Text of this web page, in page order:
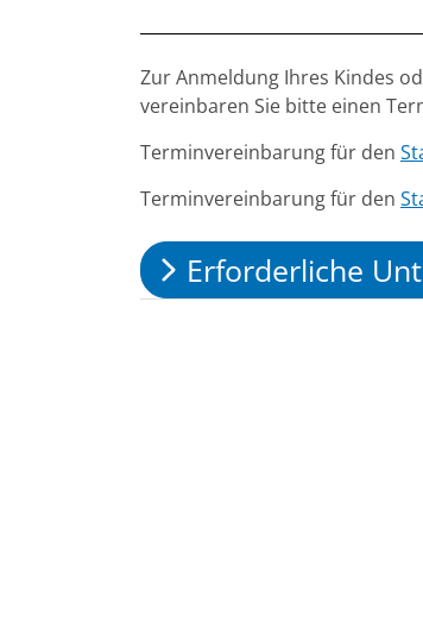
FAQ
Beschreibung
Zur Anmeldung Ihres Kindes
vereinbaren Sie bitte einen
Terminvereinbarung für den
Terminvereinbarung für den
Erforderliche